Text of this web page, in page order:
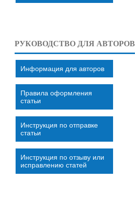
РУКОВОДСТВО ДЛЯ АВТОРОВ
Информация для авторов
Правила оформления
статьи
Инструкция по отправке
статьи
Инструкция по отзыву или
исправлению статей